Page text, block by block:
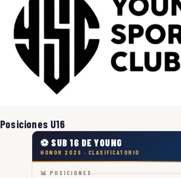
Posiciones U16
⚽ SUB 16 DE YOUNG
HONOR 2026 · CLASIFICATORIO
📊 POSICIONES